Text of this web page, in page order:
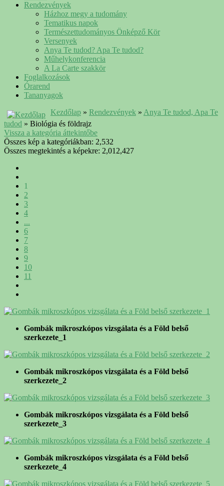
Rendezvények
Házhoz megy a tudomány
Tematikus napok
Természettudományos Önképző Kör
Versenyek
Anya Te tudod? Apa Te tudod?
Műhelykonferencia
A La Carte szakkör
Foglalkozások
Órarend
Tananyagok
Kezdőlap » Rendezvények » Anya Te tudod, Apa Te
tudod » Biológia és földrajz
Vissza a kategória áttekintőbe
Összes kép a kategóriákban: 2,532
Összes megtekintés a képekre: 2,012,427
1
2
3
4
...
6
7
8
9
10
11
Gombák mikroszkópos vizsgálata és a Föld belső
szerkezete_1
Gombák mikroszkópos vizsgálata és a Föld belső
szerkezete_2
Gombák mikroszkópos vizsgálata és a Föld belső
szerkezete_3
Gombák mikroszkópos vizsgálata és a Föld belső
szerkezete_4